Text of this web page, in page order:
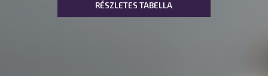
RÉSZLETES TABELLA